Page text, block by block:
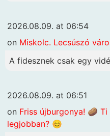
2026.08.09. at 06:54
on Miskolc. Lecsúszó
A fidesznek csak egy
2026.08.09. at 06:51
on Friss újburgonya! 🥔
legjobban? 😊